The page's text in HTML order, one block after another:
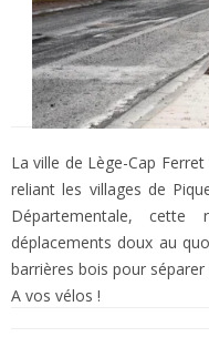
La ville de Lège-Cap
reliant les villages de
Départementale,
déplacements doux au
barrières bois pour
A vos vélos !